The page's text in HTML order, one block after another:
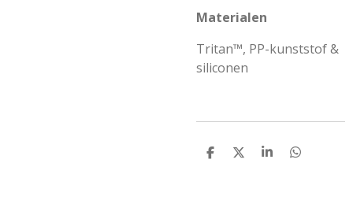
Materialen
Tritan™, PP-kunststof &
siliconen
D
D
S
D